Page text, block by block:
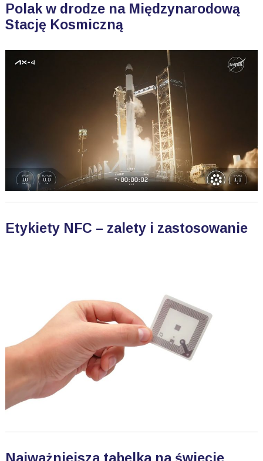
Polak w drodze na Międzynarodową
Stację Kosmiczną
Etykiety NFC – zalety i zastosowanie